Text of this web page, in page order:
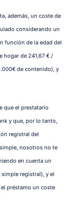
además, un coste de
considerando un
función de la edad del
hogar de 241,67 € /
de contenido), y
que el prestatario
y que, por lo tanto,
registral del
nosotros no te
en cuenta un
registral), y el
préstamo un coste